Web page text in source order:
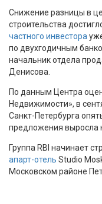
Снижение разницы в
строительства
частного инвестора
по двухгодичным
начальник отдела
Денисова.
По данным Центра
Недвижимости», в
Санкт-Петербурга
предложения выросла
Группа RBI начинает
апарт-отель Studio
Московском районе